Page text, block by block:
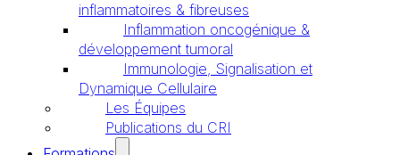
inflammatoires & fibreuses
Inflammation oncogénique &
développement tumoral
Immunologie, Signalisation et
Dynamique Cellulaire
Les Équipes
Publications du CRI